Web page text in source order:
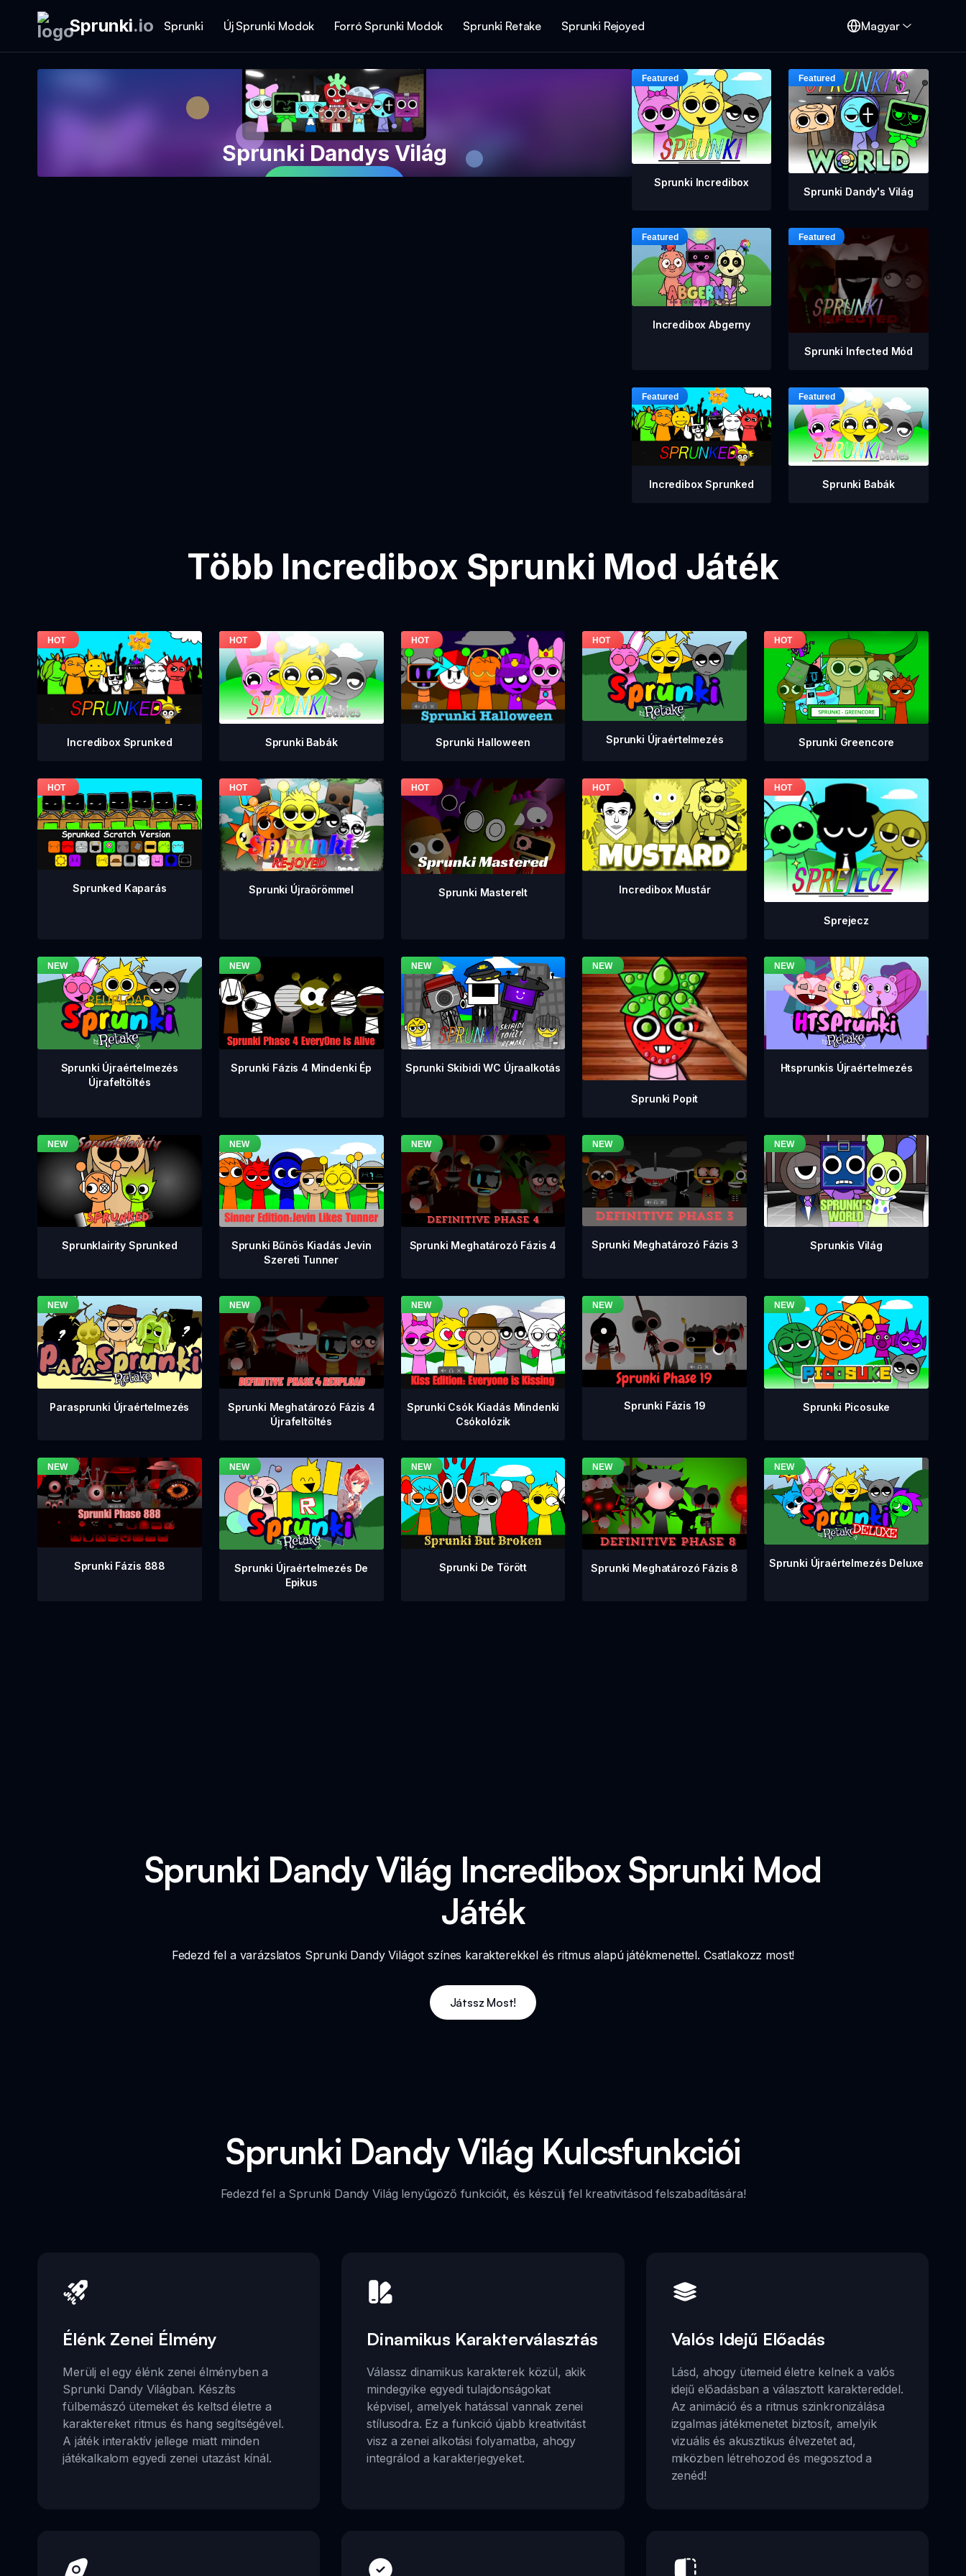
Sprunki.io Sprunki Új Sprunki Modok Forró Sprunki Modok Sprunki Retake Sprunki Rejoyed Magyar
Sprunki Dandys Világ
Sprunki Incredibox
Sprunki Dandy's Világ
Incredibox Abgerny
Sprunki Infected Mód
Incredibox Sprunked Sprunki Babák
Több Incredibox Sprunki Mod Játék
Incredibox Sprunked Sprunki Babák Sprunki Halloween Sprunki Újraértelmezés Sprunki Greencore
Sprunked Kaparás Sprunki Újraörömmel Sprunki Masterelt Incredibox Mustár
Sprejecz
Sprunki Újraértelmezés
Újrafeltöltés
Sprunki Fázis 4 Mindenki Ép Sprunki Skibidi WC Újraalkotás
Sprunki Popit
Htsprunkis Újraértelmezés
Sprunklairity Sprunked
Sprunki Bűnös Kiadás Jevin
Szereti Tunner
Sprunki Meghatározó Fázis 4 Sprunki Meghatározó Fázis 3 Sprunkis Világ
Parasprunki Újraértelmezés
Sprunki Meghatározó Fázis 4
Újrafeltöltés
Sprunki Csók Kiadás Mindenki
Csókolózik
Sprunki Fázis 19 Sprunki Picosuke
Sprunki Fázis 888
Sprunki Újraértelmezés De
Epikus
Sprunki De Törött Sprunki Meghatározó Fázis 8 Sprunki Újraértelmezés Deluxe
Sprunki Dandy Világ Incredibox Sprunki Mod
Játék
Fedezd fel a varázslatos Sprunki Dandy Világot színes karakterekkel és ritmus alapú játékmenettel. Csatlakozz most!
Játssz Most!
Sprunki Dandy Világ Kulcsfunkciói
Fedezd fel a Sprunki Dandy Világ lenyűgöző funkcióit, és készülj fel kreativitásod felszabadítására!
Élénk Zenei Élmény
Merülj el egy élénk zenei élményben a
Sprunki Dandy Világban. Készíts
fülbemászó ütemeket és keltsd életre a
karaktereket ritmus és hang segítségével.
A játék interaktív jellege miatt minden
játékalkalom egyedi zenei utazást kínál.
Dinamikus Karakterválasztás
Válassz dinamikus karakterek közül, akik
mindegyike egyedi tulajdonságokat
képvisel, amelyek hatással vannak zenei
stílusodra. Ez a funkció újabb kreativitást
visz a zenei alkotási folyamatba, ahogy
integrálod a karakterjegyeket.
Valós Idejű Előadás
Lásd, ahogy ütemeid életre kelnek a valós
idejű előadásban a választott karaktereddel.
Az animáció és a ritmus szinkronizálása
izgalmas játékmenetet biztosít, amelyik
vizuális és akusztikus élvezetet ad,
miközben létrehozod és megosztod a
zenéd!